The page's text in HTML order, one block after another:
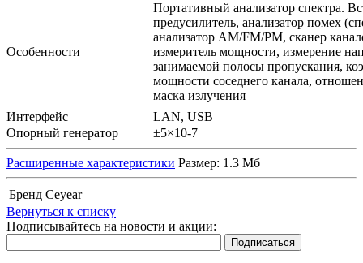
Особенности
Портативный анализатор спектра.
предусилитель, анализатор помех
анализатор AM/FM/PM, сканер
измеритель мощности, измерение
занимаемой полосы пропускания,
мощности соседнего канала,
маска излучения
Интерфейс
LAN, USB
Опорный генератор
±5×10-7
Расширенные характеристики Размер: 1.3 Мб
Бренд Ceyear
Вернуться к списку
Подписывайтесь на новости и акции: